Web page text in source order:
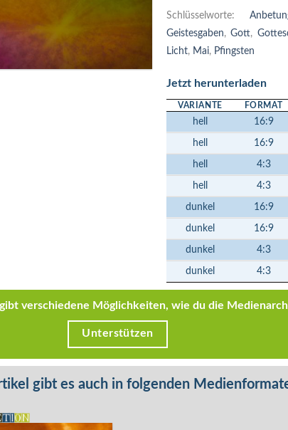
Schlüsselworte:
Geistesgaben,Gott,
Licht, Mai, Pfingsten
Jetzt herunterladen
VARIANTE FORMAT
hell 16:9
hell 16:9
hell 4:3
hell 4:3
dunkel 16:9
dunkel 16:9
dunkel 4:3
dunkel 4:3
verschiedene Möglichkeiten, wie du die
Unterstützen
gibt es auch in folgenden